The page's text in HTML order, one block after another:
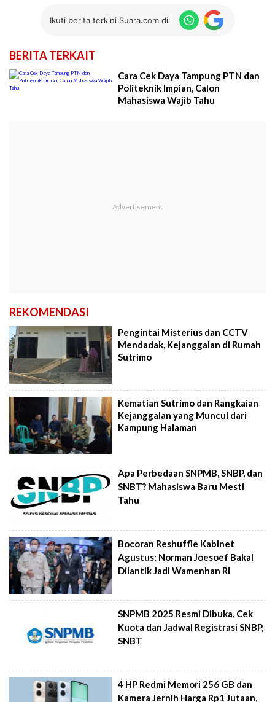
Ikuti berita terkini Suara.com di:
BERITA TERKAIT
Cara Cek Daya Tampung PTN dan
Politeknik Impian, Calon
Mahasiswa Wajib Tahu
REKOMENDASI
Pengintai Misterius dan CCTV
Mendadak, Kejanggalan di Rumah
Sutrimo
Kematian Sutrimo dan Rangkaian
Kejanggalan yang Muncul dari
Kampung Halaman
Apa Perbedaan SNPMB, SNBP, dan
SNBT? Mahasiswa Baru Mesti
Tahu
Bocoran Reshuffle Kabinet
Agustus: Norman Joesoef Bakal
Dilantik Jadi Wamenhan RI
SNPMB 2025 Resmi Dibuka, Cek
Kuota dan Jadwal Registrasi SNBP,
SNBT
4 HP Redmi Memori 256 GB dan
Kamera Jernih Harga Rp1 Jutaan,